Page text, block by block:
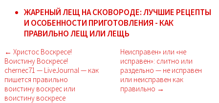
ЖАРЕНЫЙ ЛЕЩ НА СКОВОРОДЕ: ЛУЧШИЕ РЕЦЕПТЫ
И ОСОБЕННОСТИ ПРИГОТОВЛЕНИЯ - КАК
ПРАВИЛЬНО ЛЕЩ ИЛИ ЛЕЩЬ
← Христос Воскресе!
Воистину Воскресе!
chernec71 — LiveJournal — как
пишется правильно
воистину воскрес или
воистину воскресе
Неисправен» или «не
исправен»: слитно или
раздельно — не исправен
или неисправен как
правильно →